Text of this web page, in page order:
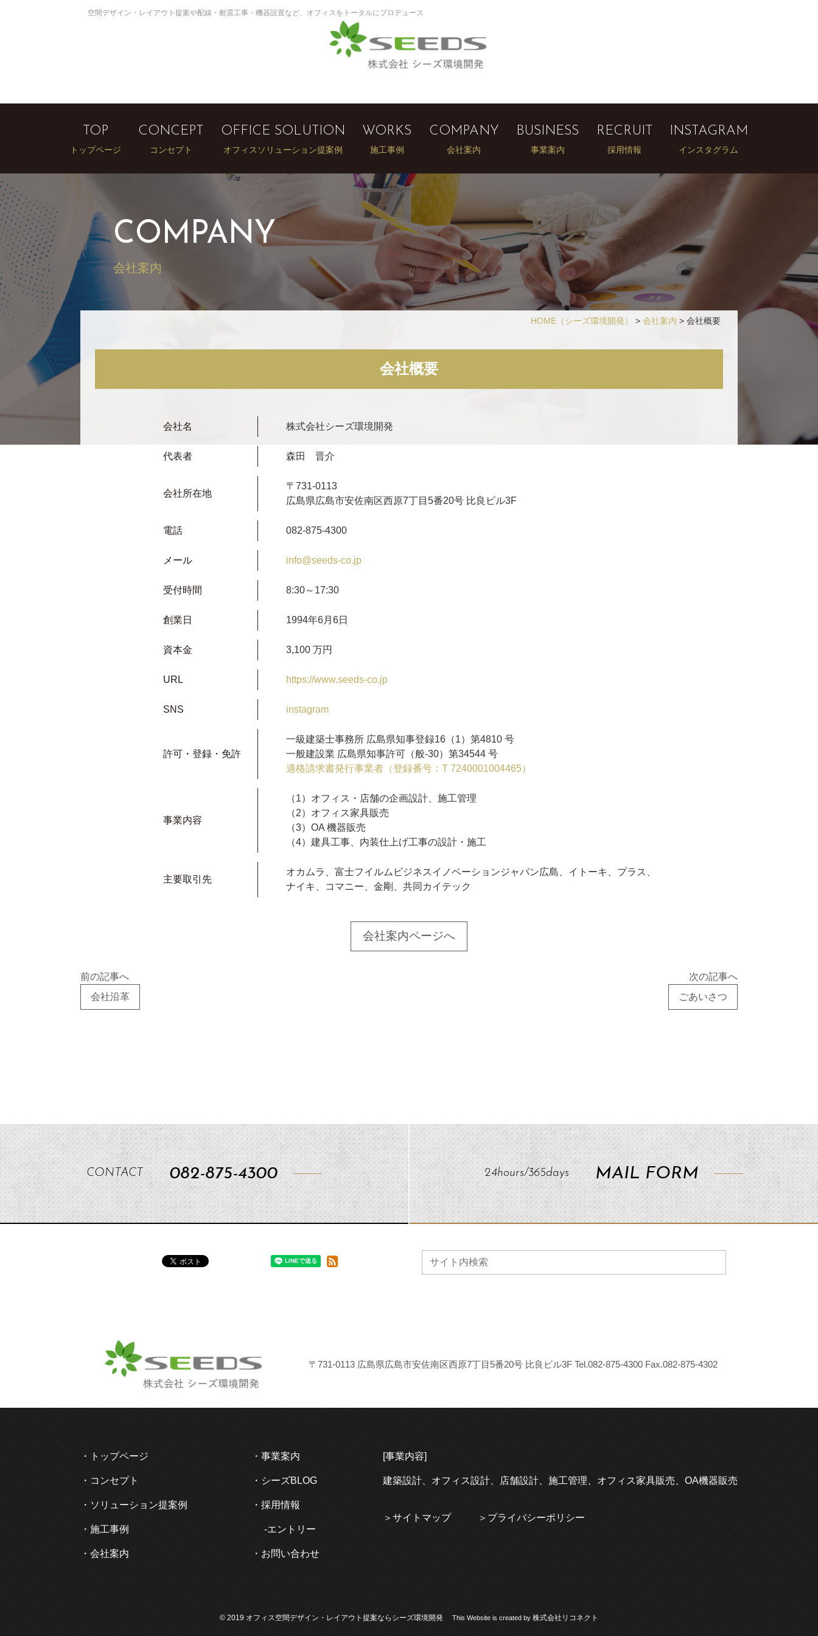
空間デザイン・レイアウト提案や配線・耐震工事・機器設置など、オフィスをトータルにプロデュース
TOP
トップページ
CONCEPT
コンセプト
OFFICE SOLUTION
オフィスソリューション提案例
WORKS
施工事例
COMPANY
会社案内
BUSINESS
事業案内
RECRUIT
採用情報
INSTAGRAM
インスタグラム
COMPANY
会社案内
HOME （シーズ環境開発） > 会社案内 > 会社概要
会社概要
会社名 株式会社シーズ環境開発
代表者 森田 晋介
会社所在地
〒731-0113
広島県広島市安佐南区西原7丁目5番20号 比良ビル3F
電話 082-875-4300
メール info@seeds-co.jp
受付時間 8:30～17:30
創業日 1994年6月6日
資本金 3,100 万円
URL https://www.seeds-co.jp
SNS instagram
許可・登録・免許
一級建築士事務所 広島県知事登録16（1）第4810 号
一般建設業 広島県知事許可（般-30）第34544 号
適格請求書発行事業者（登録番号：T 7240001004465）
事業内容
（1）オフィス・店舗の企画設計、施工管理
（2）オフィス家具販売
（3）OA 機器販売
（4）建具工事、内装仕上げ工事の設計・施工
主要取引先
オカムラ、富士フイルムビジネスイノベーションジャパン広島、イトーキ、プラス、
ナイキ、コマニー、金剛、共同カイテック
会社案内ページへ
前の記事へ
会社沿革
次の記事へ
ごあいさつ
CONTACT 082-875-4300 24hours/365days MAIL FORM
〒731-0113 広島県広島市安佐南区西原7丁目5番20号 比良ビル3F Tel.082-875-4300 Fax.082-875-4302
トップページ
コンセプト
ソリューション提案例
施工事例
会社案内
事業案内
シーズBLOG
採用情報
エントリー
お問い合わせ
[事業内容]
建築設計、 オフィス設計、 店舗設計、 施工管理、 オフィス家具販売、OA機器販売
サイトマップ プライバシーポリシー
© 2019 オフィス空間デザイン・レイアウト提案ならシーズ環境開発 This Website is created by 株式会社リコネクト